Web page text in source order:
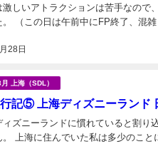
28日
激しいアトラクションは苦手なので
。 （この日は午前中にFP終了、混
上海（SDL）
行記⑤ 上海ディズニーランド
ィズニーランドに慣れていると割り
。 上海に住んでいた私は多少のこ